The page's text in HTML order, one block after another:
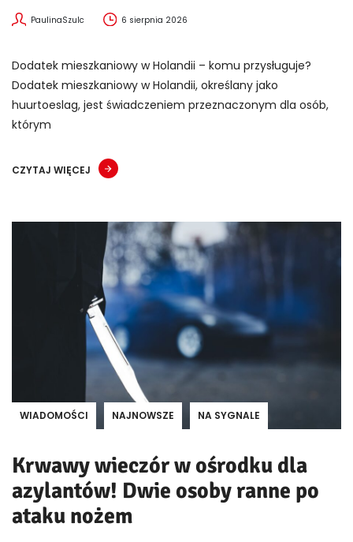
PaulinaSzulc 6 sierpnia 2026
Dodatek mieszkaniowy w Holandii – komu przysługuje?
Dodatek mieszkaniowy w Holandii, określany jako
huurtoeslag, jest świadczeniem przeznaczonym dla osób,
którym
CZYTAJ WIĘCEJ
WIADOMOŚCI NAJNOWSZE NA SYGNALE
Krwawy wieczór w ośrodku dla
azylantów! Dwie osoby ranne po
ataku nożem